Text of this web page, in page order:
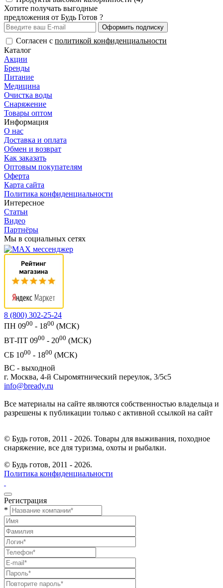
Хотите получать выгодные
предложения от Будь Готов ?
Оформить подписку
Согласен с политикой конфиденциальности
Каталог
Акции
Бренды
Питание
Медицина
Очистка воды
Снаряжение
Товары оптом
Информация
О нас
Доставка и оплата
Обмен и возврат
Как заказать
Оптовым покупателям
Оферта
Карта сайта
Политика конфиденциальности
Интересное
Статьи
Видео
Партнёры
Мы в социальных сетях
8 (800) 302-25-24
ПН 0900 - 1800 (МСК)
ВТ-ПТ 0900 - 2000 (МСК)
СБ 1000 - 1800 (МСК)
ВС - выходной
г. Москва, 4-й Сыромятнический переулок, 3/5с5
info@bready.ru
Все материалы на сайте являются собственностью владельца и
разрешены к публикации только с активной ссылкой на сайт
© Будь готов, 2011 - 2026. Товары для выживания, походное
снаряжение, все для туризма, охоты и рыбалки.
© Будь готов, 2011 - 2026.
Политика конфиденциальности
Регистрация
*